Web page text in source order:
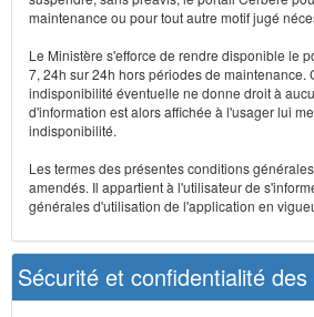
maintenance ou pour tout autre motif jugé
Le Ministère s'efforce de rendre disponible le
7, 24h sur 24h hors périodes de maintenance.
indisponibilité éventuelle ne donne droit à
d'information est alors affichée à l'usager lui
indisponibilité.
Les termes des présentes conditions
amendés. Il appartient à l'utilisateur de
générales d'utilisation de l'application en
Sécurité et confidentialité